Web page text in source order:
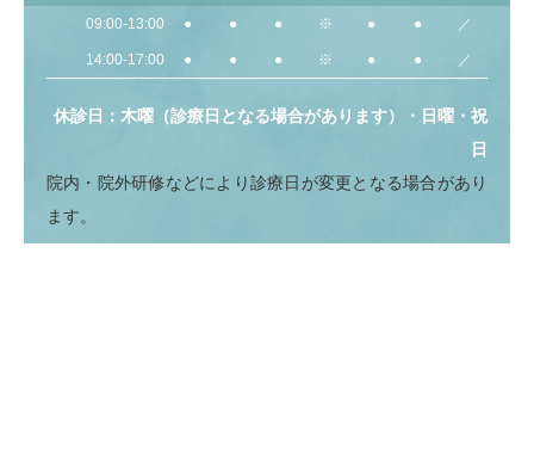
09:00-13:00 ● ● ● ※ ● ● ／
14:00-17:00 ● ● ● ※ ● ● ／
休診日：木曜（診療日となる場合があります）・日曜・祝
日
院内・院外研修などにより診療日が変更となる場合があり
ます。